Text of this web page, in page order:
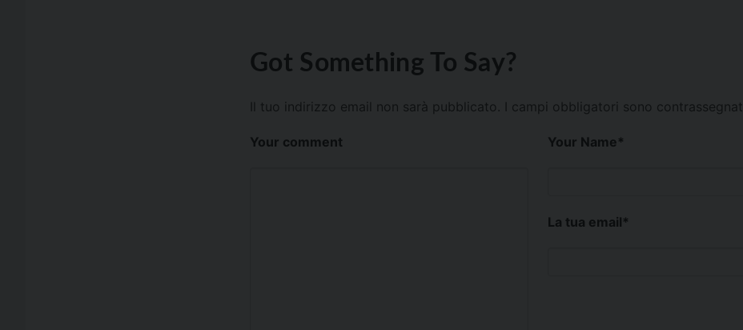
Got Something To Say?
Il tuo indirizzo email non sarà pubblicato. I campi obbligatori sono contrassegnati
Your comment Your Name*
La tua email*